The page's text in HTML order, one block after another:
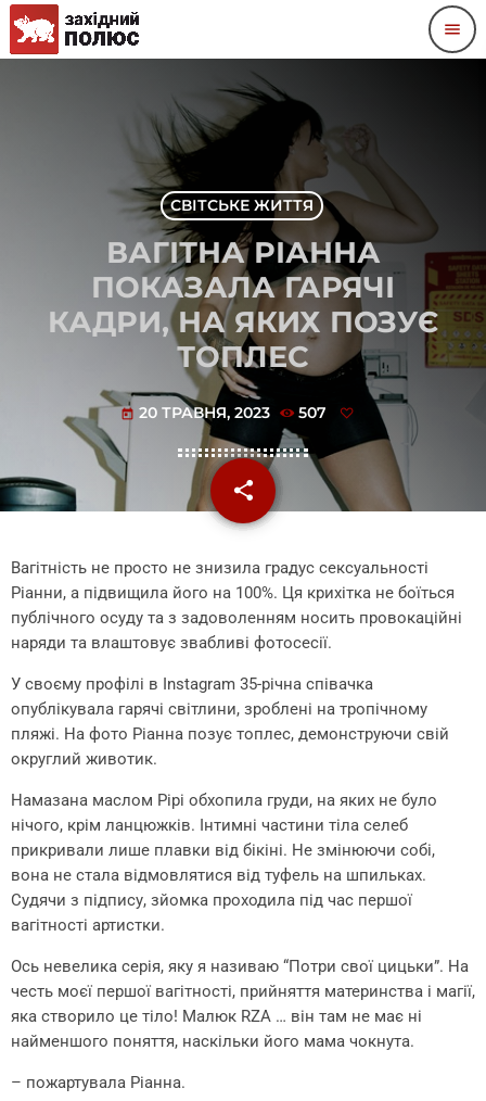
menu
СВІТСЬКЕ ЖИТТЯ
ВАГІТНА РІАННА
ПОКАЗАЛА ГАРЯЧІ
КАДРИ, НА ЯКИХ ПОЗУЄ
ТОПЛЕС
today 20 ТРАВНЯ, 2023 507
share
email
Вагітність не просто не знизила градус сексуальності
Ріанни, а підвищила його на 100%. Ця крихітка не боїться
публічного осуду та з задоволенням носить провокаційні
наряди та влаштовує звабливі фотосесії.
У своєму профілі в Instagram 35-річна співачка
опублікувала гарячі світлини, зроблені на тропічному
пляжі. На фото Ріанна позує топлес, демонструючи свій
округлий животик.
Намазана маслом Рірі обхопила груди, на яких не було
нічого, крім ланцюжків. Інтимні частини тіла селеб
прикривали лише плавки від бікіні. Не змінюючи собі,
вона не стала відмовлятися від туфель на шпильках.
Судячи з підпису, зйомка проходила під час першої
вагітності артистки.
Ось невелика серія, яку я називаю “Потри свої цицьки”. На
честь моєї першої вагітності, прийняття материнства і магії,
яка створило це тіло! Малюк RZA … він там не має ні
найменшого поняття, наскільки його мама чокнута.
– пожартувала Ріанна.